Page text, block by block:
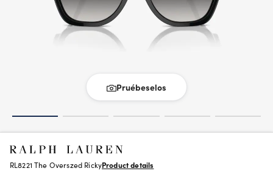
Pruébeselos
RL8221 The Overszed RickyProduct details